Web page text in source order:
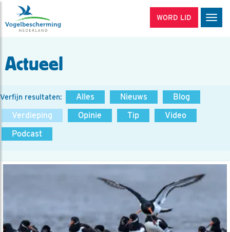
WORD LID
Actueel
Verfijn resultaten: Alles Nieuws
Blog
Verdieping
Opinie Tip
Video
Podcast